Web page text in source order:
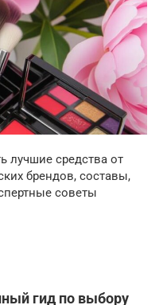
лучшие средства от
брендов, составы,
советы
гид по выбору